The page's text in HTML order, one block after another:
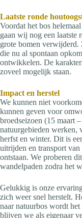
Laatste ronde
Voordat het bos
gaan wij nog een laatste
grote bomen
die nu al spontaan
ontwikkelen. De
zoveel mogelijk staan.
Impact en herstel
We kunnen niet
kunnen geven voor
broedseizoen (15 maart
natuurgebieden werken,
herfst en winter. Dit is
uitrijden en transport van
ontstaan. We proberen
wandelpaden zodra het
Gelukkig is onze
zich weer snel herstelt.
naar natuurbos wordt
blijven we als eigenaar